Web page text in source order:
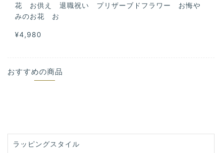
花 お供え 退職祝い プリザーブドフラワー お悔や
みのお花 お
¥4,980
おすすめの商品
ラッピングスタイル